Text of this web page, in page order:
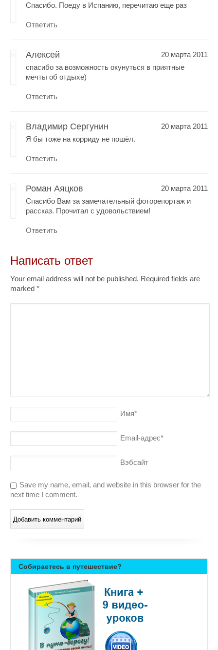
Спасибо. Поеду в Испанию, перечитаю еще раз
Ответить
Алексей
20 марта 2011
спасибо за возможность окунуться в приятные
мечты об отдыхе)
Ответить
Владимир Сергунин
20 марта 2011
Я бы тоже на корриду не пошёл.
Ответить
Роман Аяцков
20 марта 2011
Спасибо Вам за замечательный фоторепортаж и
рассказ. Прочитал с удовольствием!
Ответить
Написать ответ
Your email address will not be published. Required fields are
marked*
Имя*
Email-адрес*
Вэбсайт
Save my name, email, and website in this browser for the
next time I comment.
Собираетесь в путешествие?